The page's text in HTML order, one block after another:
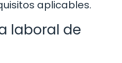
aplicables.
laboral de